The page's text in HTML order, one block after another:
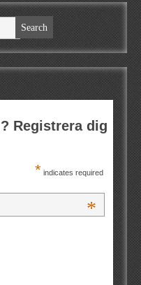
Registrera dig
* indicates required
*